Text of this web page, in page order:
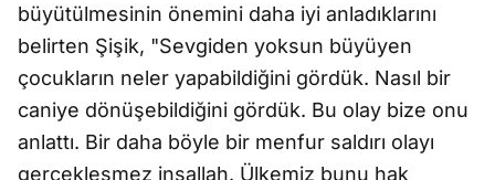
büyütülmesinin önemini daha iyi anladıklarını
belirten Şişik, "Sevgiden yoksun büyüyen
çocukların neler yapabildiğini gördük. Nasıl bir
caniye dönüşebildiğini gördük. Bu olay bize onu
anlattı. Bir daha böyle bir menfur saldırı olayı
gerçekleşmez inşallah. Ülkemiz bunu hak